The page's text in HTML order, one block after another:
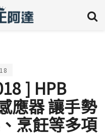
] HPB
應器 讓手勢
烹飪等多項